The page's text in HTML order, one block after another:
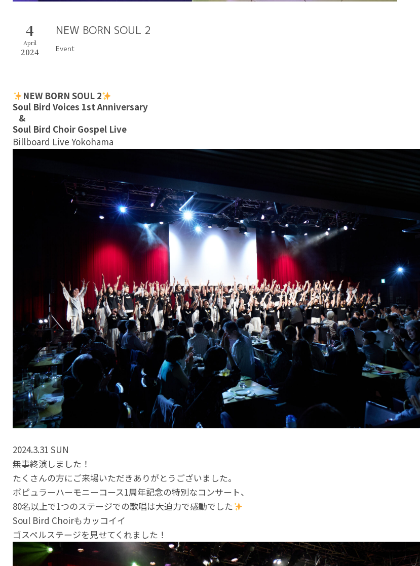
4
April
2024
NEW BORN SOUL 2
Event
NEW BORN SOUL 2
Soul Bird Voices 1st Anniversary
&
Soul Bird Choir Gospel Live
Billboard Live Yokohama
2024.3.31 SUN
無事終演しました！
たくさんの方にご来場いただきありがとうございました。
ポピュラーハーモニーコース1周年記念の特別なコンサート、
80名以上で1つのステージでの歌唱は大迫力で感動でした
Soul Bird Choirもカッコイイ
ゴスペルステージを見せてくれました！